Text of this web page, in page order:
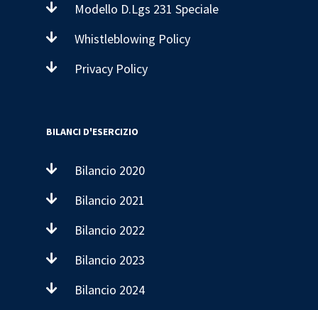
Modello D.Lgs 231 Speciale
Whistleblowing Policy
Privacy Policy
BILANCI D'ESERCIZIO
Bilancio 2020
Bilancio 2021
Bilancio 2022
Bilancio 2023
Bilancio 2024